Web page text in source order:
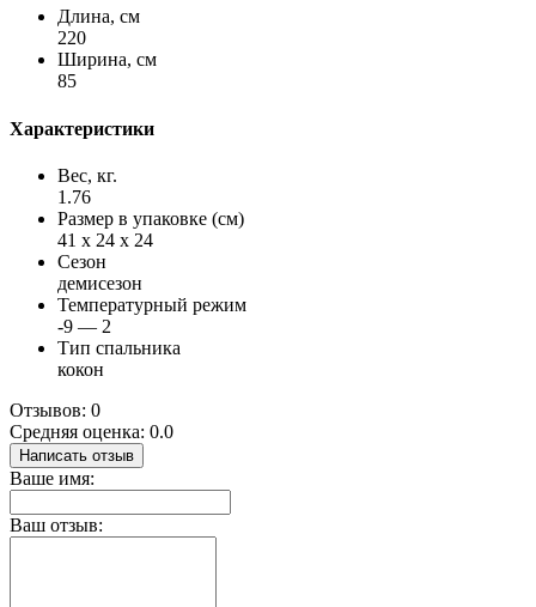
Длина, см
220
Ширина, см
85
Характеристики
Вес, кг.
1.76
Размер в упаковке (см)
41 x 24 x 24
Сезон
демисезон
Температурный режим
-9 — 2
Тип спальника
кокон
Отзывов: 0
Средняя оценка: 0.0
Написать отзыв
Ваше имя:
Ваш отзыв: